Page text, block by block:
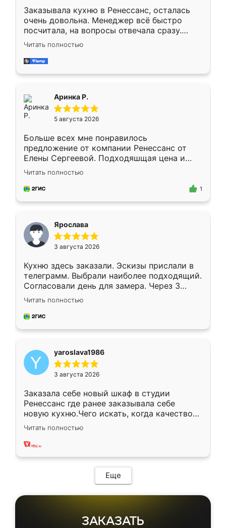
Заказывала кухню в Ренессанс, осталась
очень довольна. Менеджер всё быстро
посчитала, на вопросы отвечала сразу.
Замерщик приехал в субботу, подошёл к
делу со всей ответственностью. Собрали
за день, ребята работали аккуратно, даже
Читать полностью
Аринка Р.
5 августа 2026
Больше всех мне понравилось
предложение от компании Ренессанс от
Елены Сергеевой. Подходяшщая цена и
короткие сроки изготовления. Приехавший
для замера сотрудник Владислав
предложил по моему эскизу самый
Читать полностью
1
Ярослава
3 августа 2026
Кухню здесь заказали. Эскизы прислали в
телеграмм. Выбрали наиболее подходящий.
Согласовали день для замера. Через 3
недели кухня была уже готова. Остались
довольны работой. Спасибо Ренессанс
мебель за качественную работу!
Читать полностью
yaroslava1986
3 августа 2026
Заказала себе новый шкаф в студии
Ренессанс где ранее заказывала себе
новую кухню.Чего искать, когда качеством
вполне довольна. Служит кухня уже почти
два года, нареканий нет.
Читать полностью
Еще
ЗАКАЗАТЬ